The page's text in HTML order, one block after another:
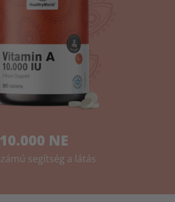
NE
segítség a látás